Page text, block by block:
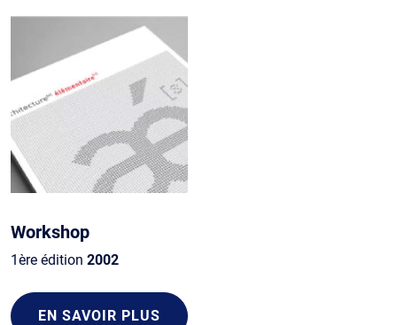
Workshop
1ère édition 2002
EN SAVOIR PLUS